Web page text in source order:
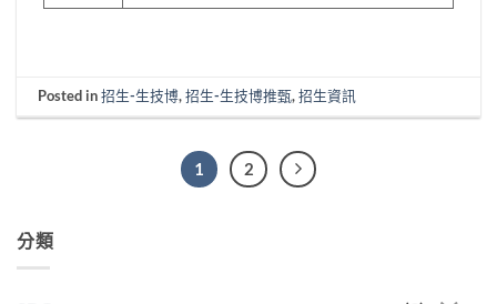
Posted in招生-生技博,招生-生技博推甄,招生資訊
1 2
分類